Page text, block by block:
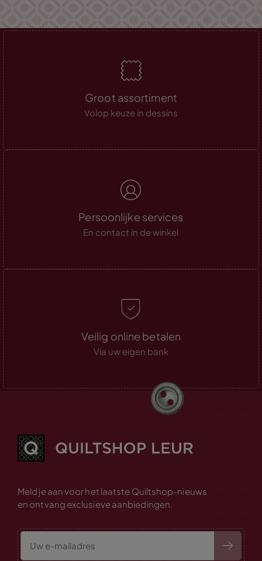
Groot assortiment
Volop keuze in dessins
Persoonlijke services
En contact in de winkel
Veilig online betalen
Via uw eigen bank
Meld je aan voor het laatste Quiltshop-nieuws
en ontvang exclusieve aanbiedingen.